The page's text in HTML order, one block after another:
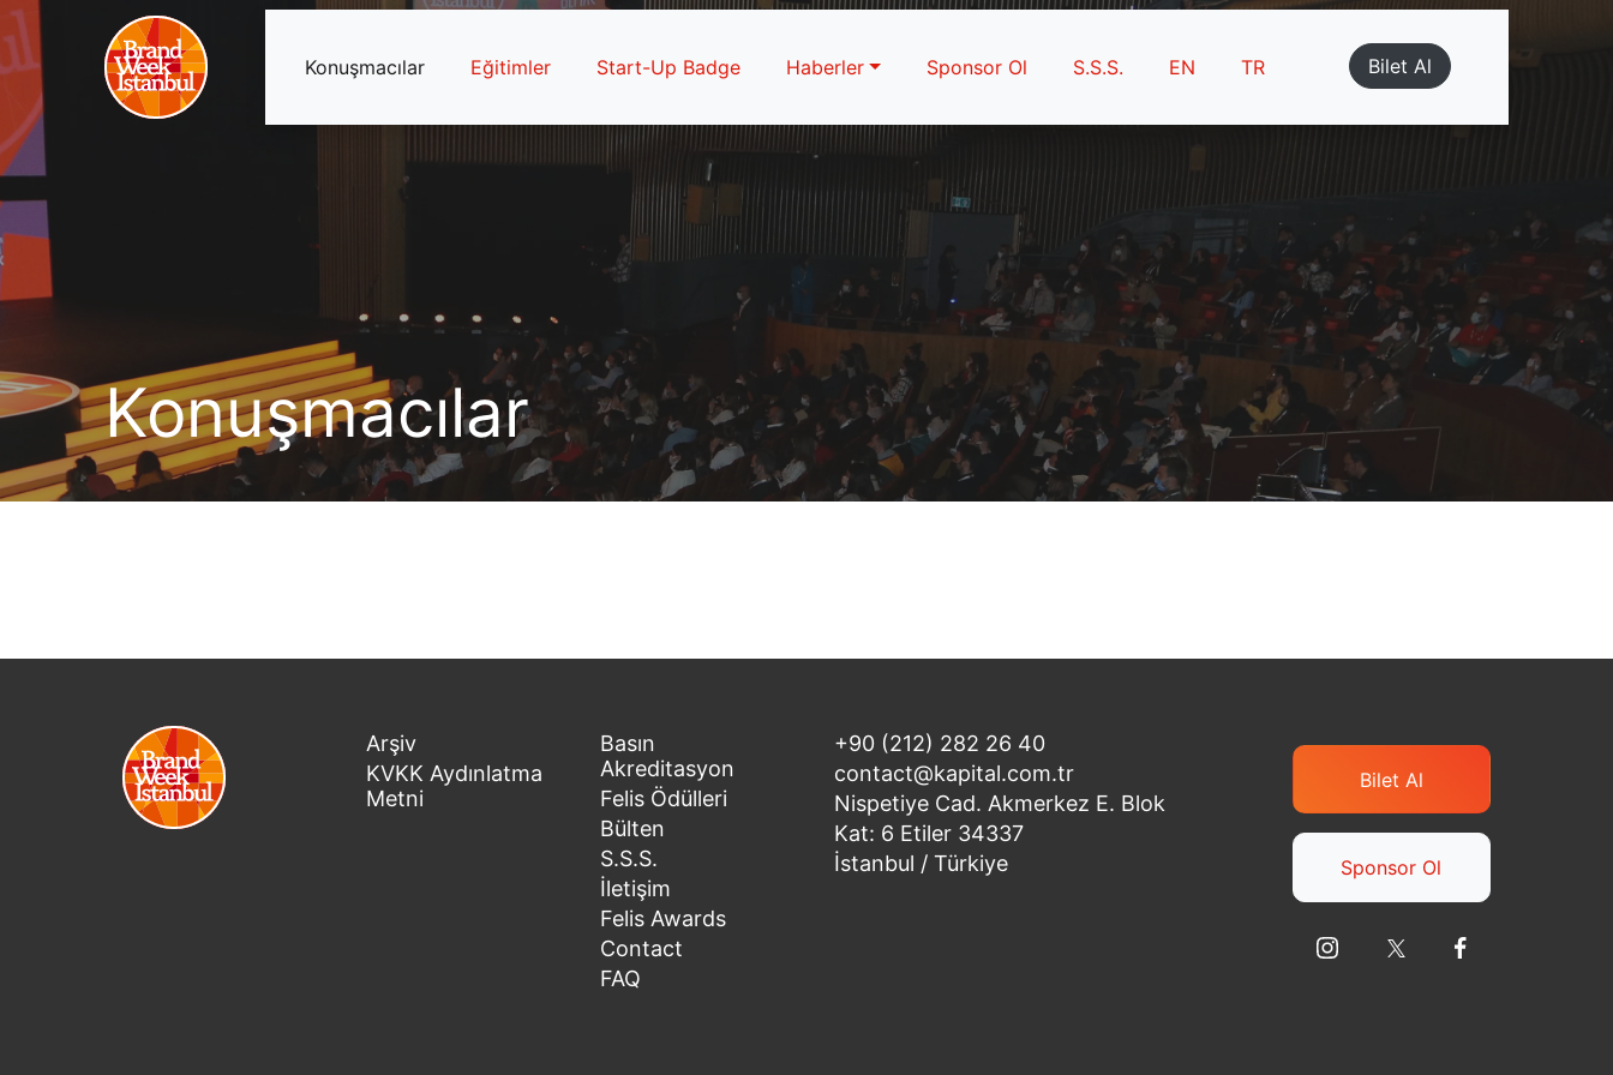
Konuşmacılar Eğitimler Start-Up Badge Haberler Sponsor Ol S.S.S. EN TR Bilet Al
Konuşmacılar
Arşiv
KVKK Aydınlatma
Metni
Basın
Akreditasyon
Felis Ödülleri
Bülten
S.S.S.
İletişim
Felis Awards
Contact
FAQ
+90 (212) 282 26 40
contact@kapital.com.tr
Nispetiye Cad. Akmerkez E. Blok
Kat: 6 Etiler 34337
İstanbul / Türkiye
Bilet Al
Sponsor Ol